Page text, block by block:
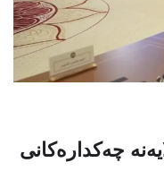
چەکدارەکانی